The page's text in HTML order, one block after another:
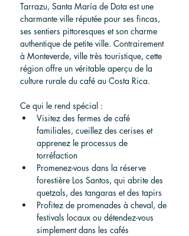
Tarrazu, Santa María de Dota est une
charmante ville réputée pour ses fincas,
ses sentiers pittoresques et son charme
authentique de petite ville. Contrairement
à Monteverde, ville très touristique, cette
région offre un véritable aperçu de la
culture rurale du café au Costa Rica.
Ce qui le rend spécial :
Visitez des fermes de café
familiales, cueillez des cerises et
apprenez le processus de
torréfaction
Promenez-vous dans la réserve
forestière Los Santos, qui abrite des
quetzals, des tangaras et des tapirs
Profitez de promenades à cheval, de
festivals locaux ou détendez-vous
simplement dans les cafés